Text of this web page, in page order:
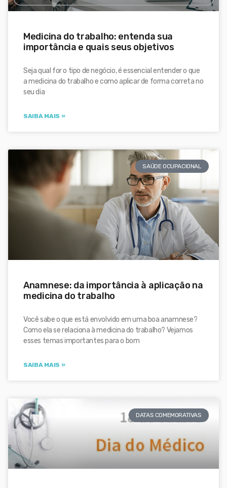
Medicina do trabalho: entenda sua
importância e quais seus objetivos
Seja qual for o tipo de negócio, é essencial entender o que
a medicina do trabalho e como aplicar de forma correta no
seu dia
SAIBA MAIS »
SAÚDE OCUPACIONAL
Anamnese: da importância à aplicação na
medicina do trabalho
Você sabe o que está envolvido em uma boa anamnese?
Como ela se relaciona à medicina do trabalho? Vejamos
esses temas importantes para o bom
SAIBA MAIS »
DATAS COMEMORATIVAS